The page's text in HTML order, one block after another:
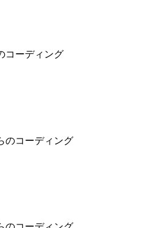
コーディング
のコーディング